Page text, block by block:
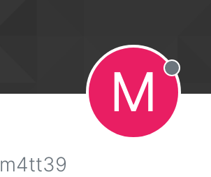
M Offline
m4tt39